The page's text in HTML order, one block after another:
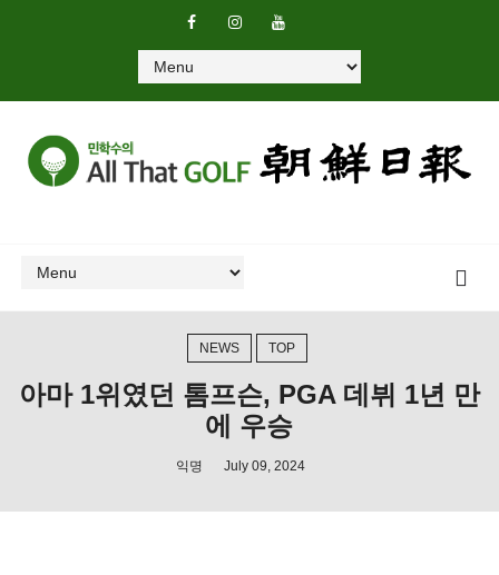
NEWS TOP
아마 1위였던 톰프슨, PGA 데뷔 1년 만
에 우승
익명 July 09, 2024